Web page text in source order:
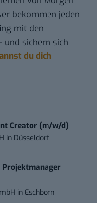
bekommen jeden
mit den
und sichern sich
du dich
Creator (m/w/d)
in Düsseldorf
in Eschborn